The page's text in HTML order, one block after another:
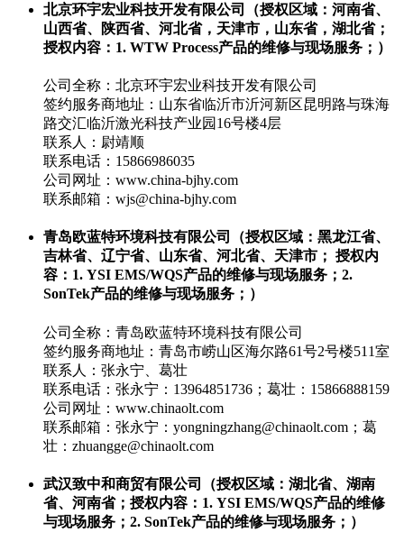
北京环宇宏业科技开发有限公司（授权区域：河南省、
山西省、陕西省、河北省，天津市，山东省，湖北省；
授权内容：1. WTW Process产品的维修与现场服务；）
公司全称：北京环宇宏业科技开发有限公司
签约服务商地址：山东省临沂市沂河新区昆明路与珠海
路交汇临沂激光科技产业园16号楼4层
联系人：尉靖顺
联系电话：15866986035
公司网址：www.china-bjhy.com
联系邮箱：wjs@china-bjhy.com
青岛欧蓝特环境科技有限公司（授权区域：黑龙江省、
吉林省、辽宁省、山东省、河北省、天津市； 授权内
容：1. YSI EMS/WQS产品的维修与现场服务；2.
SonTek产品的维修与现场服务；）
公司全称：青岛欧蓝特环境科技有限公司
签约服务商地址：青岛市崂山区海尔路61号2号楼511室
联系人：张永宁、葛壮
联系电话：张永宁：13964851736；葛壮：15866888159
公司网址：www.chinaolt.com
联系邮箱：张永宁：yongningzhang@chinaolt.com；葛
壮：zhuangge@chinaolt.com
武汉致中和商贸有限公司（授权区域：湖北省、湖南
省、河南省；授权内容：1. YSI EMS/WQS产品的维修
与现场服务；2. SonTek产品的维修与现场服务；）